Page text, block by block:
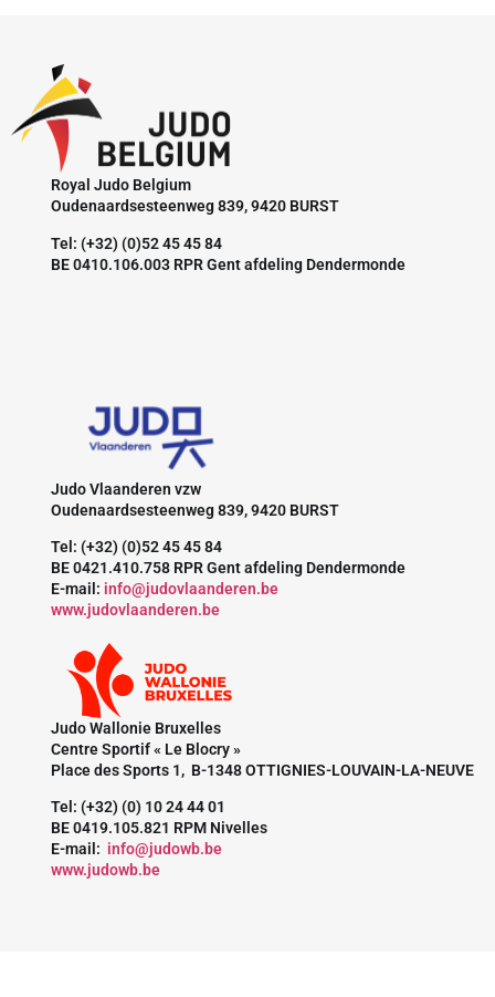
Royal Judo Belgium
Oudenaardsesteenweg 839, 9420 BURST
Tel: (+32) (0)52 45 45 84
BE 0410.106.003 RPR Gent afdeling Dendermonde
Judo Vlaanderen vzw
Oudenaardsesteenweg 839, 9420 BURST
Tel: (+32) (0)52 45 45 84
BE 0421.410.758 RPR Gent afdeling Dendermonde
E-mail: info@judovlaanderen.be
www.judovlaanderen.be
Judo Wallonie Bruxelles
Centre Sportif « Le Blocry »
Place des Sports 1, B-1348 OTTIGNIES-LOUVAIN-LA-NEUVE
Tel: (+32) (0) 10 24 44 01
BE 0419.105.821 RPM Nivelles
E-mail: info@judowb.be
www.judowb.be